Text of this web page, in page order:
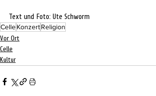
Text und Foto: Ute Schworm
CelleKonzertReligion
Vor Ort
Celle
Kultur